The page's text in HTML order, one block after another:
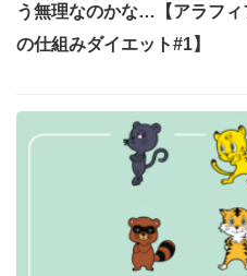
う無理なのかな…【アラフ
の仕組みダイエット#1】